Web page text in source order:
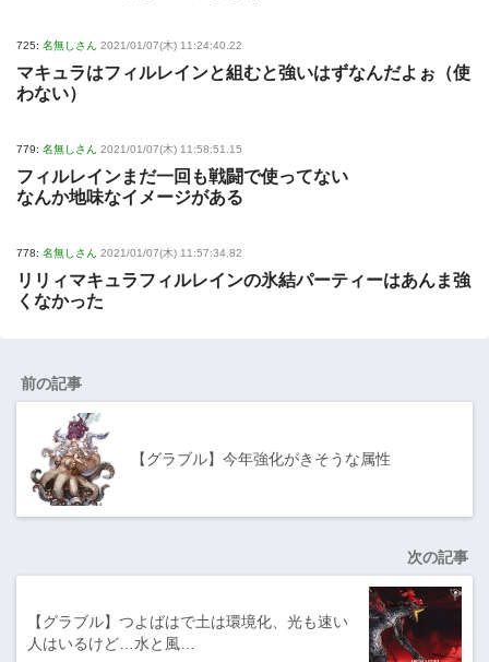
725: 名無しさん 2021/01/07(木) 11:24:40.22
マキュラはフィルレインと組むと強いはずなんだよぉ（使
わない）
779: 名無しさん 2021/01/07(木) 11:58:51.15
フィルレインまだ一回も戦闘で使ってない
なんか地味なイメージがある
778: 名無しさん 2021/01/07(木) 11:57:34.82
リリィマキュラフィルレインの氷結パーティーはあんま強
くなかった
前の記事
【グラブル】今年強化がきそうな属性
次の記事
【グラブル】つよばはで土は環境化、光も速い
人はいるけど…水と風…